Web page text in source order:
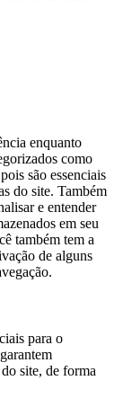
enquanto
como
são essenciais
do site. Também
e entender
em seu
também tem a
de alguns
para o
site, de forma